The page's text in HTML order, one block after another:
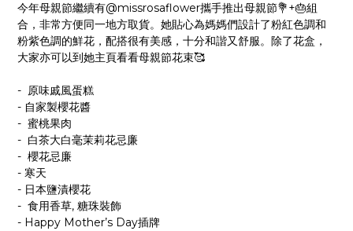
今年母親節繼續有@missrosaflower攜手推出母親節💐+🎂組
合，非常方便同一地方取貨。她貼心為媽媽們設計了粉紅色調和
粉紫色調的鮮花，配搭很有美感，十分和諧又舒服。除了花盒，
大家亦可以到她主頁看看母親節花束🥰
-  原味戚風蛋糕
- 自家製櫻花醬
-  蜜桃果肉
-  白茶大白毫茉莉花忌廉
-  櫻花忌廉
- 寒天
- 日本鹽漬櫻花
-  食用香草, 糖珠裝飾
- Happy Mother’s Day插牌